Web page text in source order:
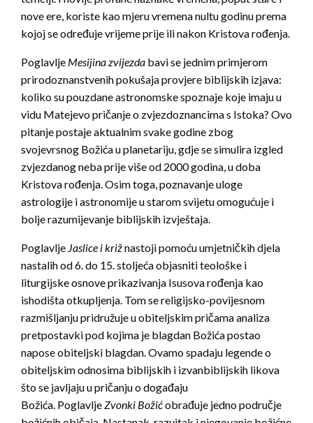
nove ere, koriste kao mjeru vremena nultu godinu prema
kojoj se određuje vrijeme prije ili nakon Kristova rođenja.
Poglavlje Mesijina zvijezda bavi se jednim primjerom
prirodoznanstvenih pokušaja provjere biblijskih izjava:
koliko su pouzdane astronomske spoznaje koje imaju u
vidu Matejevo pričanje o zvjezdoznancima s Istoka? Ovo
pitanje postaje aktualnim svake godine zbog
svojevrsnog Božića u planetariju, gdje se simulira izgled
zvjezdanog neba prije više od 2000 godina, u doba
Kristova rođenja. Osim toga, poznavanje uloge
astrologije i astronomije u starom svijetu omogućuje i
bolje razumijevanje biblijskih izvještaja.
Poglavlje Jaslice i križnastoji pomoću umjetničkih djela
nastalih od 6. do 15. stoljeća objasniti teološke i
liturgijske osnove prikazivanja Isusova rođenja kao
ishodišta otkupljenja. Tom se religijsko-povijesnom
razmišljanju pridružuje u obiteljskim pričama analiza
pretpostavki pod kojima je blagdan Božića postao
napose obiteljski blagdan. Ovamo spadaju legende o
obiteljskim odnosima biblijskih i izvanbiblijskih likova
što se javljaju u pričanju o događaju
Božića. PoglavljeZvonki Božićobrađuje jedno područje